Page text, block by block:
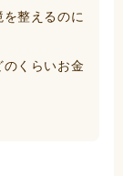
整えるのに
くらいお金